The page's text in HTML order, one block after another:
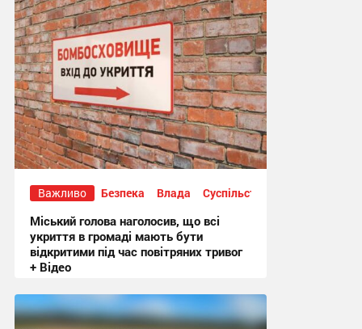
Важливо Безпека Влада Суспільство
Міський голова наголосив, що всі
укриття в громаді мають бути
відкритими під час повітряних тривог
+ Відео
20:50, 3.08.2026